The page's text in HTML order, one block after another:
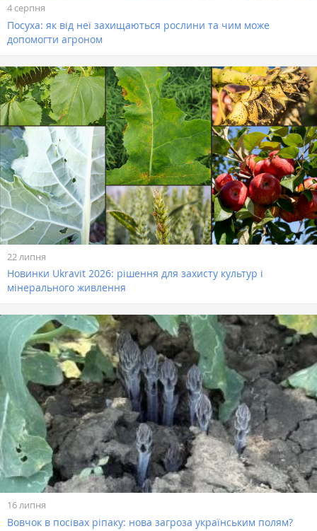
4 серпня
Посуха: як від неї захищаються рослини та чим може
допомогти агроном
22 липня
Новинки Ukravit 2026: рішення для захисту культур і
мінерального живлення
16 липня
Вовчок в посівах ріпаку: нова загроза українським полям?